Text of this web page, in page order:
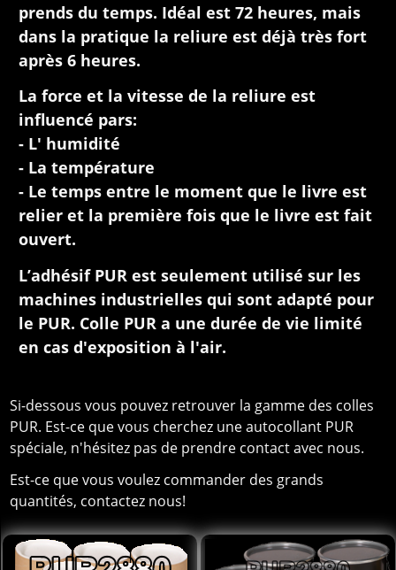
prends du temps. Idéal est 72 heures, mais
dans la pratique la reliure est déjà très fort
après 6 heures.
La force et la vitesse de la reliure est
influencé pars:
- L' humidité
- La température
- Le temps entre le moment que le livre est
relier et la première fois que le livre est fait
ouvert.
L’adhésif PUR est seulement utilisé sur les
machines industrielles qui sont adapté pour
le PUR. Colle PUR a une durée de vie limité
en cas d'exposition à l'air.
Si-dessous vous pouvez retrouver la gamme des colles
PUR. Est-ce que vous cherchez une autocollant PUR
spéciale, n'hésitez pas de prendre contact avec nous.
Est-ce que vous voulez commander des grands
quantités, contactez nous!